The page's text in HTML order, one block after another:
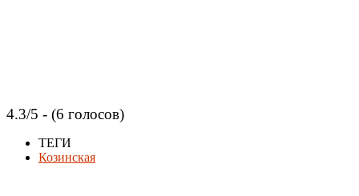
4.3/5 - (6 голосов)
ТЕГИ
Козинская